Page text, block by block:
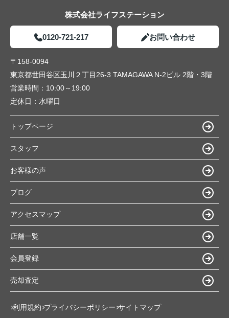
株式会社ライフステーション
0120-721-217 お問い合わせ
〒158-0094
東京都世田谷区玉川２丁目26-3 TAMAGAWA N-2ビル 2階・3階
営業時間： 10:00～19:00
定休日： 水曜日
トップページ
スタッフ
お客様の声
ブログ
アクセスマップ
店舗一覧
会員登録
売却査定
利用規約 プライバシーポリシー サイトマップ